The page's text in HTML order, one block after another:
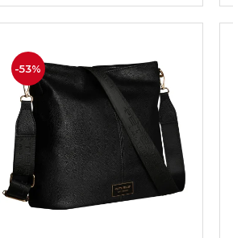
-53%